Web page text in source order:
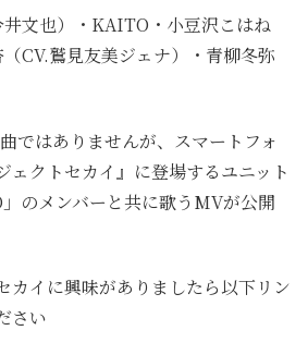
井文也）・KAITO・小豆沢こはね
（CV.鷲見友美ジェナ）・青柳冬弥
ではありませんが、スマートフォ
ェクトセカイ』に登場するユニット
」のメンバーと共に歌うMVが公開
カイに興味がありましたら以下リン
さい